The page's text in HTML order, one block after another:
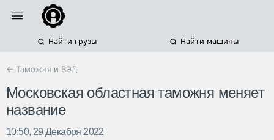
Найти грузы Найти машины
← Таможня и ВЭД
Московская областная таможня меняет
название
10:50, 29 Декабря 2022